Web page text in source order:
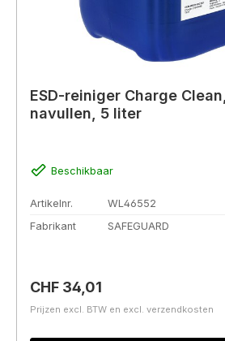
ESD-reiniger Charge
navullen, 5 liter
Beschikbaar
Artikelnr.
WL46552
Fabrikant
SAFEGUARD
Normale prijs:
CHF 34,01
Prijzen excl. BTW en excl. verzendkosten